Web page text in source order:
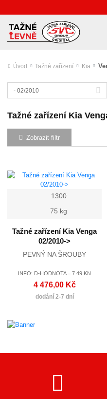
Úvod Tažné zařízení Kia
- 02/2010
Tažné zařízení Kia
Zobrazit filtr
1300
75 kg
Tažné zařízení Kia Venga
02/2010->
PEVNÝ NA ŠROUBY
INFO: D-HODNOTA = 7.49 KN
4 476,00 Kč
dodání 2-7 dní